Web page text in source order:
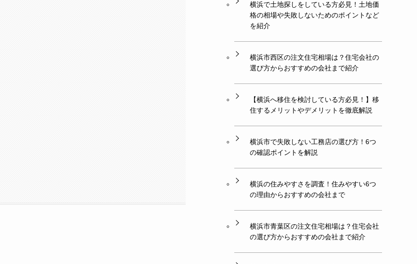
横浜で土地探しをしている方必見！土地価
格の相場や失敗しないためのポイントなど
を紹介
横浜市西区の注文住宅相場は？住宅会社の
選び方からおすすめの会社まで紹介
【横浜へ移住を検討している方必見！】移
住するメリットやデメリットを徹底解説
横浜市で失敗しない工務店の選び方！6つ
の確認ポイントを解説
横浜の住みやすさを調査！住みやすい6つ
の理由からおすすめの会社まで
横浜市青葉区の注文住宅相場は？住宅会社
の選び方からおすすめの会社まで紹介